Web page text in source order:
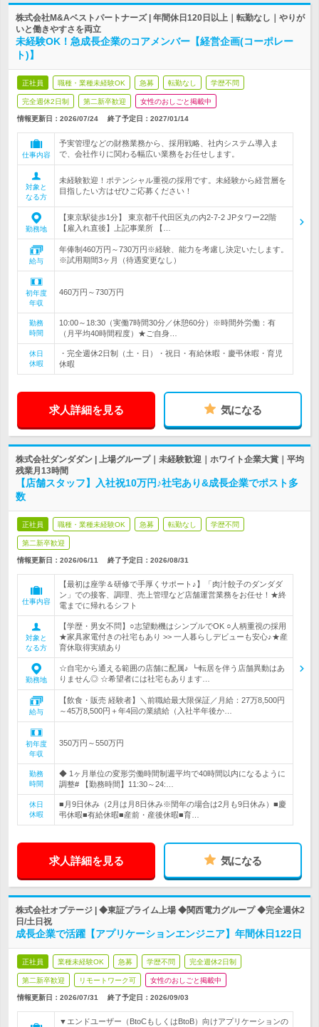
株式会社M&Aベストパートナーズ | 年間休日120日以上｜転勤なし｜やりが
いと働きやすさを両立
未経験OK！急成長企業のコアメンバー【経営企画(コーポレー
ト)】
正社員 職種・業種未経験OK 急募 転勤なし 学歴不問
完全週休2日制 第二新卒歓迎 女性のおしごと掲載中
情報更新日：2026/07/24 終了予定日： 2027/01/14
仕事内容
予実管理などの財務業務から、採用戦略、社内システム導入ま
で、会社作りに関わる幅広い業務をお任せします。
対象と
なる方
未経験歓迎！ポテンシャル重視の採用です。未経験から経営層を
目指したい方はぜひご応募ください！
勤務地
【東京駅徒歩1分】 東京都千代田区丸の内2-7-2 JPタワー22階
【雇入れ直後】上記事業所 【…
給与
年俸制460万円～730万円※経験、能力を考慮し決定いたします。
※試用期間3ヶ月（待遇変更なし）
初年度
年収
460万円～730万円
勤務
時間
10:00～18:30（実働7時間30分／休憩60分）※時間外労働：有
（月平均40時間程度）★ご自身…
休日
休暇
・完全週休2日制（土・日）・祝日・有給休暇・慶弔休暇・育児
休暇
求人詳細を見る 気になる
株式会社ダンダダン | 上場グループ｜未経験歓迎｜ホワイト企業大賞｜平均
残業月13時間
【店舗スタッフ】入社祝10万円♪社宅あり&成長企業でポスト多
数
正社員 職種・業種未経験OK 急募 転勤なし 学歴不問
第二新卒歓迎
情報更新日：2026/06/11 終了予定日： 2026/08/31
仕事内容
【最初は座学＆研修で手厚くサポート♪】「肉汁餃子のダンダダ
ン」での接客、調理、売上管理など店舗運営業務をお任せ！★終
電までに帰れるシフト
対象と
なる方
【学歴・男女不問】○志望動機はシンプルでOK ○人柄重視の採用
★家具家電付きの社宅もあり >> 一人暮らしデビューも安心♪★産
育休取得実績あり
勤務地
☆自宅から通える範囲の店舗に配属♪ ┗転居を伴う店舗異動はあ
りません◎ ☆希望者には社宅もあります…
給与
【飲食・販売 経験者】＼前職給最大限保証／月給：27万8,500円
～45万8,500円＋年4回の業績給（入社半年後か…
初年度
年収
350万円～550万円
勤務
時間
◆ 1ヶ月単位の変形労働時間制週平均で40時間以内になるように
調整# 【勤務時間】11:30～24:…
休日
休暇
■月9日休み（2月は月8日休み※閏年の場合は2月も9日休み）■慶
弔休暇■有給休暇■産前・産後休暇■育…
求人詳細を見る 気になる
株式会社オプテージ | ◆東証プライム上場 ◆関西電力グループ ◆完全週休2
日/土日祝
成長企業で活躍【アプリケーションエンジニア】年間休日122日
正社員 業種未経験OK 急募 学歴不問 完全週休2日制
第二新卒歓迎 リモートワーク可 女性のおしごと掲載中
情報更新日：2026/07/31 終了予定日： 2026/09/03
▼エンドユーザー（BtoCもしくはBtoB）向けアプリケーションの